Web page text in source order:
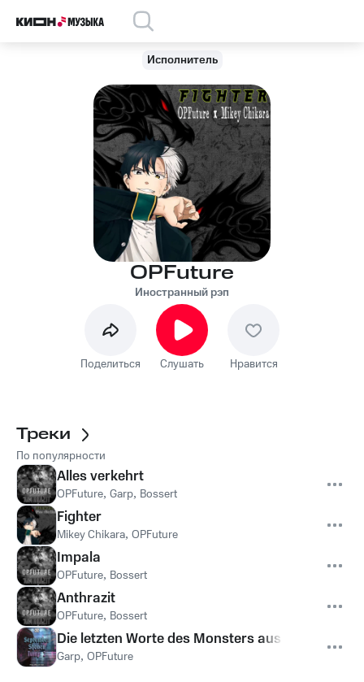
Исполнитель
OPFuture
Иностранный рэп
Поделиться Слушать Нравится
Треки
По популярности
Alles verkehrt
OPFuture, Garp, Bossert
Fighter
Mikey Chikara, OPFuture
Impala
OPFuture, Bossert
Anthrazit
OPFuture, Bossert
Die letzten Worte des Monsters aus Kirigakure
Garp, OPFuture